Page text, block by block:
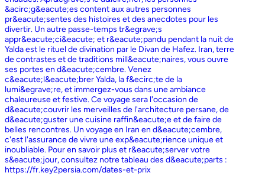
&acirc;g&eacute;es content aux autres personnes
pr&eacute;sentes des histoires et des anecdotes pour les
divertir. Un autre passe-temps tr&egrave;s
appr&eacute;ci&eacute; et r&eacute;pandu pendant la nuit de
Yalda est le rituel de divination par le Divan de Hafez. Iran, terre
de contrastes et de traditions mill&eacute;naires, vous ouvre
ses portes en d&eacute;cembre. Venez
c&eacute;l&eacute;brer Yalda, la f&ecirc;te de la
lumi&egrave;re, et immergez-vous dans une ambiance
chaleureuse et festive. Ce voyage sera l'occasion de
d&eacute;couvrir les merveilles de l'architecture persane, de
d&eacute;guster une cuisine raffin&eacute;e et de faire de
belles rencontres. Un voyage en Iran en d&eacute;cembre,
c'est l'assurance de vivre une exp&eacute;rience unique et
inoubliable. Pour en savoir plus et r&eacute;server votre
s&eacute;jour, consultez notre tableau des d&eacute;parts :
https://fr.key2persia.com/dates-et-prix